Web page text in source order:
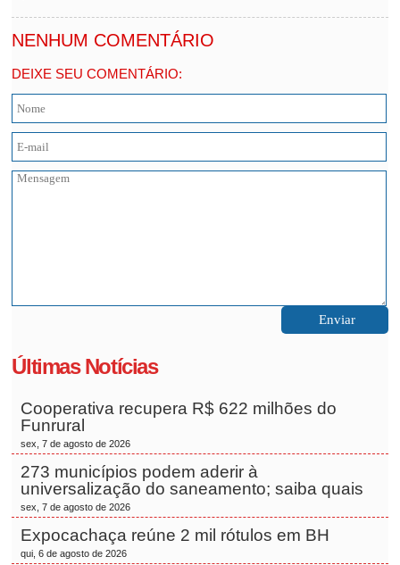
NENHUM COMENTÁRIO
DEIXE SEU COMENTÁRIO:
Últimas Notícias
Cooperativa recupera R$ 622 milhões do
Funrural
sex, 7 de agosto de 2026
273 municípios podem aderir à
universalização do saneamento; saiba quais
sex, 7 de agosto de 2026
Expocachaça reúne 2 mil rótulos em BH
qui, 6 de agosto de 2026